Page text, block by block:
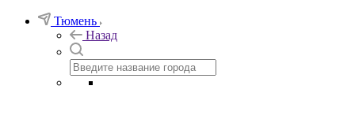
Тюмень
Назад